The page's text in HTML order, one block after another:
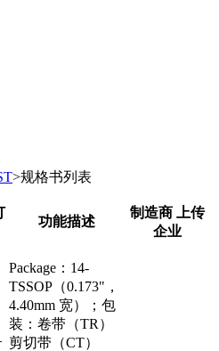
>规格书列表
功能描述
制造商 上传
企业
Package：14-
TSSOP（0.173"，
4.40mm 宽）；包
装：卷带（TR）
剪切带（CT）